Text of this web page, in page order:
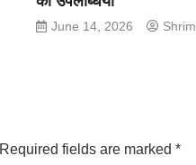
June 14, 2026
Required fields are marked *